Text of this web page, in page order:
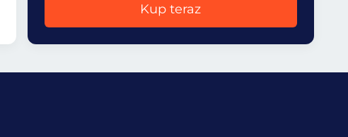
Kup teraz